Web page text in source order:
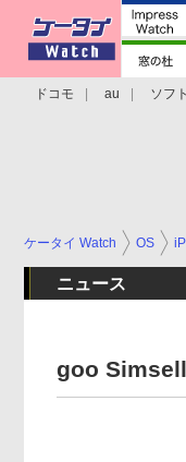
ドコモ au ソフ
ケータイ Watch OS
ニュース
goo